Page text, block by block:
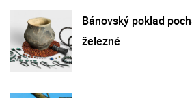
Bánovský poklad
železné